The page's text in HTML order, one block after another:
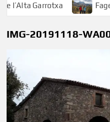
Garrotxa Fageda
IMG-20191118-